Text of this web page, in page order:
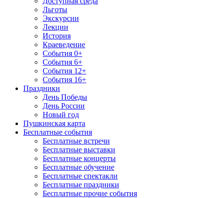
Льготы
Экскурсии
Лекции
История
Краеведение
События 0+
События 6+
События 12+
События 16+
Праздники
День Победы
День России
Новый год
Пушкинская карта
Бесплатные события
Бесплатные встречи
Бесплатные выставки
Бесплатные концерты
Бесплатные обучение
Бесплатные спектакли
Бесплатные праздники
Бесплатные прочие события